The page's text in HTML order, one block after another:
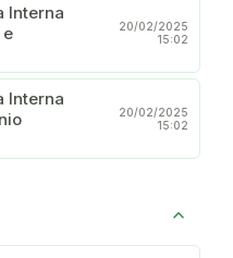
Interna
e
20/02/2025
15:02
Interna
20/02/2025
15:02